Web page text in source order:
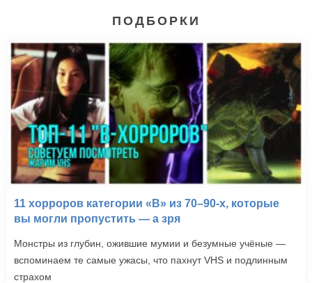
ПОДБОРКИ
11 хорроров категории «B» из 70–90-х, которые
вы могли пропустить — а зря
Монстры из глубин, ожившие мумии и безумные учёные —
вспоминаем те самые ужасы, что пахнут VHS и подлинным
страхом